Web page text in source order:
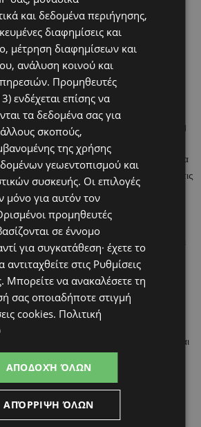
τα οποία έχουν την ευκαιρία να
τις 13 Νοεμβρίου μέχρι τις 11
μέρος μέσα από την ιστοσελίδα
, στην οποία οι γονείς μπορούν να
αλλά και να τυπώσουν τον
τα παιδιά θα ζωγραφίσουν. Παράλληλα, η
θα είναι διαθέσιμη και στους διαδρόμους
τα προϊόντα Dixan. Οι νικητές θα
επιτροπή που θα αξιολογήσει όλες τις
του διαγωνισμού οι μικροί μας φίλοι
το The Mall of Cyprus, στις 23-24/11 και
τις 19:00, όπου θα στηθεί ένα
εργαστήρι ζωγραφικής. Στον ειδικά
η ομάδα του Dixan η οποία θα
τους και θα χαρίζουν δωράκια.
διαγωνισμό ζωγραφικής του Dixan και
τη φαντασία τους στο χαρτί!
και δεδομένα περιήγησης,
διαφημίσεις και
μέτρηση διαφημίσεων και
ανάλυση κοινού και
Προμηθευτές
ενδέχεται επίσης να
τα δεδομένα σας για
σκοπούς,
της χρήσης
γεωεντοπισμού και
συσκευής. Οι επιλογές
μόνο για αυτόν τον
προμηθευτές
σε έννομο
για συγκατάθεση· έχετε το
στις Ρυθμίσεις
. Μπορείτε να ανακαλέσετε τη
σας οποιαδήποτε στιγμή
cookies. Πολιτική
ΑΠΟΔΟΧΉ ΌΛΩΝ
ΑΠΌΡΡΙΨΗ ΌΛΩΝ